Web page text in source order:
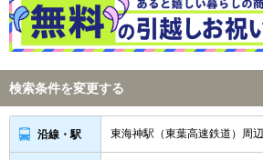
検索条件を変更する
沿線・駅 東海神駅（東葉高速鉄道）周辺